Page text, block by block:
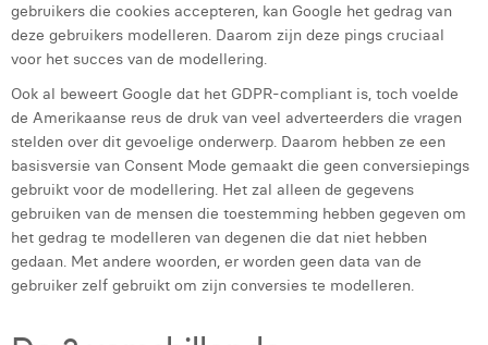
gebruikers die cookies accepteren, kan Google het gedrag van
deze gebruikers modelleren. Daarom zijn deze pings cruciaal
voor het succes van de modellering.
Ook al beweert Google dat het GDPR-compliant is, toch voelde
de Amerikaanse reus de druk van veel adverteerders die vragen
stelden over dit gevoelige onderwerp. Daarom hebben ze een
basisversie van Consent Mode gemaakt die geen conversiepings
gebruikt voor de modellering. Het zal alleen de gegevens
gebruiken van de mensen die toestemming hebben gegeven om
het gedrag te modelleren van degenen die dat niet hebben
gedaan. Met andere woorden, er worden geen data van de
gebruiker zelf gebruikt om zijn conversies te modelleren.